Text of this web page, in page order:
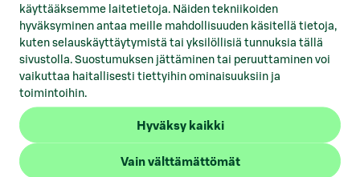
käyttääksemme laitetietoja. Näiden tekniikoiden
hyväksyminen antaa meille mahdollisuuden käsitellä tietoja,
kuten selauskäyttäytymistä tai yksilöllisiä tunnuksia tällä
sivustolla. Suostumuksen jättäminen tai peruuttaminen voi
vaikuttaa haitallisesti tiettyihin ominaisuuksiin ja
toimintoihin.
Hyväksy kaikki
Vain välttämättömät
1/6
Vuokrattavat toimitilat Lahti
Vuokrattavat toimitilat Lohja
Vuokrattavat toimitilat Mikkeli
Vuokrattavat toimitilat Pori
Vuokrattavat toimitilat Porvoo